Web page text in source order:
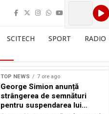
SCITECH SPORT RADIO
TOP NEWS 7 ore ago
George Simion anunță
strângerea de semnături
pentru suspendarea lui